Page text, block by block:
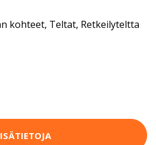
kohteet, Teltat, Retkeilyteltta